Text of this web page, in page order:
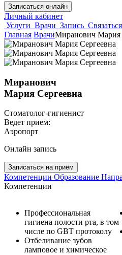
Записаться онлайн
Личный кабинет
Услуги Врачи Запись Связаться
Главная ВрачиМиранович Мария
Миранович
Мария Сергеевна
Cтоматолог-гигиенист
Ведет прием:
Аэропорт
Онлайн запись
Записаться на приём
Компетенции Образование
Компетенции
Профессиональная
гигиена полости рта, в том
числе по GBT протоколу
Отбеливание зубов
ламповое и химическое